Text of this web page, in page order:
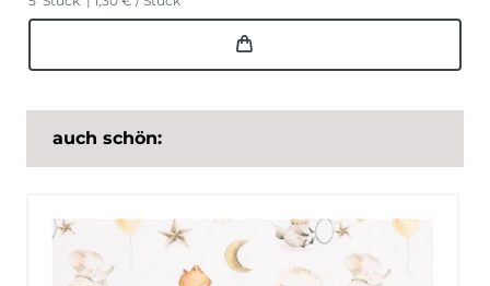
auch schön: